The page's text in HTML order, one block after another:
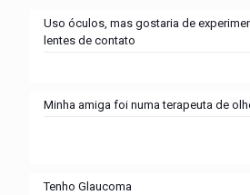
Uso óculos, mas gostaria de
lentes de contato
Minha amiga foi numa terapeuta de
Tenho Glaucoma